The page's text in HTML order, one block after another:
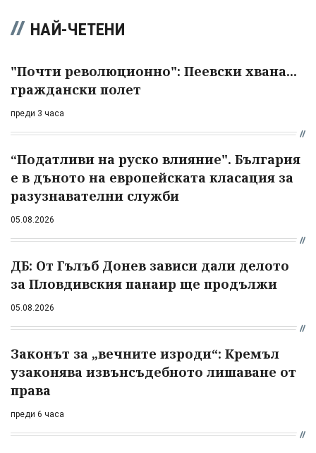
НАЙ-ЧЕТЕНИ
"Почти революционно": Пеевски хвана...
граждански полет
преди 3 часа
“Податливи на руско влияние". България
е в дъното на европейската класация за
разузнавателни служби
05.08.2026
ДБ: От Гълъб Донев зависи дали делото
за Пловдивския панаир ще продължи
05.08.2026
Законът за „вечните изроди“: Кремъл
узаконява извънсъдебното лишаване от
права
преди 6 часа